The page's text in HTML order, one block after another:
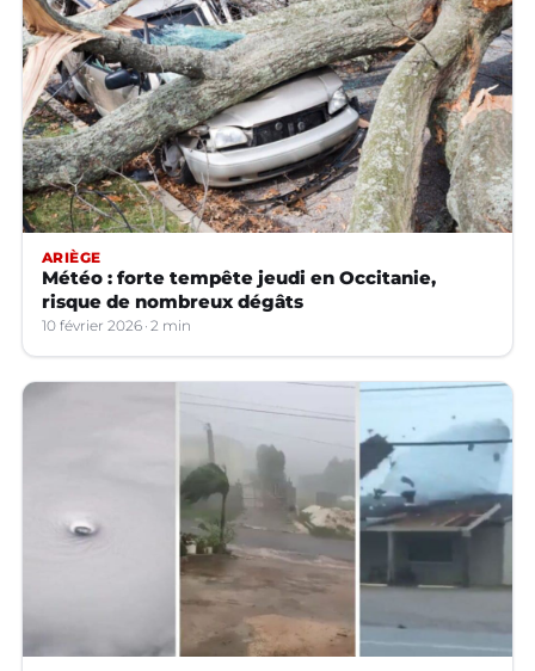
ARIÈGE
Météo : forte tempête jeudi en Occitanie,
risque de nombreux dégâts
10 février 2026 2 min